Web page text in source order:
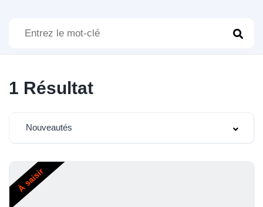
1 Résultat
Nouveautés
À saisir